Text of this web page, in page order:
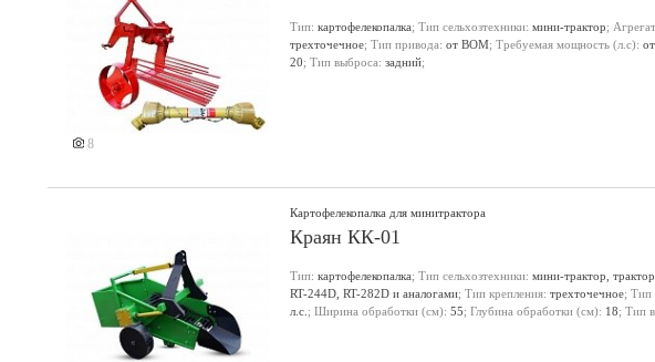
8
Тип: картофелекопалка; Тип сельхозтехники: мини-трактор;
трехточечное; Тип привода: от ВОМ; Требуемая мощность (л.с):
20; Тип выброса: задний;
Картофелекопалка для минитрактора
Краян КК-01
Тип: картофелекопалка; Тип сельхозтехники: мини-трактор, трактор
RT-244D, RT-282D и аналогами; Тип крепления: трехточечное; Тип
л.с. ; Ширина обработки (см): 55; Глубина обработки (см): 18; Тип